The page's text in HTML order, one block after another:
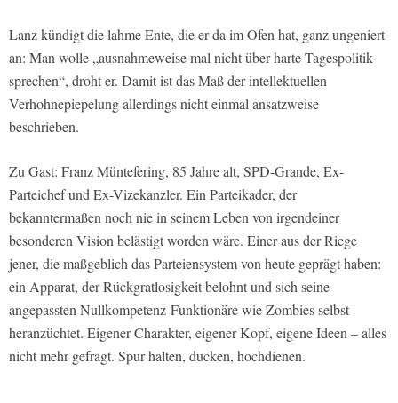
Lanz kündigt die lahme Ente, die er da im Ofen hat, ganz ungeniert
an: Man wolle „ausnahmeweise mal nicht über harte Tagespolitik
sprechen“, droht er. Damit ist das Maß der intellektuellen
Verhohnepiepelung allerdings nicht einmal ansatzweise
beschrieben.
Zu Gast: Franz Müntefering, 85 Jahre alt, SPD-Grande, Ex-
Parteichef und Ex-Vizekanzler. Ein Parteikader, der
bekanntermaßen noch nie in seinem Leben von irgendeiner
besonderen Vision belästigt worden wäre. Einer aus der Riege
jener, die maßgeblich das Parteiensystem von heute geprägt haben:
ein Apparat, der Rückgratlosigkeit belohnt und sich seine
angepassten Nullkompetenz-Funktionäre wie Zombies selbst
heranzüchtet. Eigener Charakter, eigener Kopf, eigene Ideen – alles
nicht mehr gefragt. Spur halten, ducken, hochdienen.